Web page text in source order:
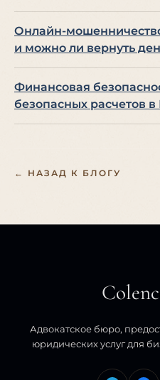
Онлайн-
и можно ли вернуть
Финансовая
безопасных расчетов
← НАЗАД К БЛОГУ
Адвокатское бюро,
юридических услуг для